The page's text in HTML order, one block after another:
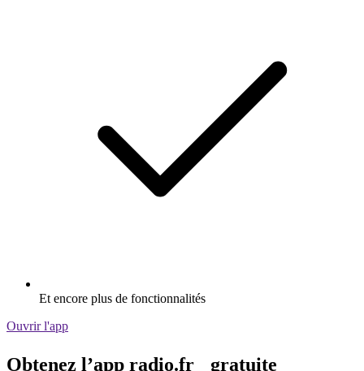
Et encore plus de fonctionnalités
Ouvrir l'app
Obtenez l’app radio.fr gratuite